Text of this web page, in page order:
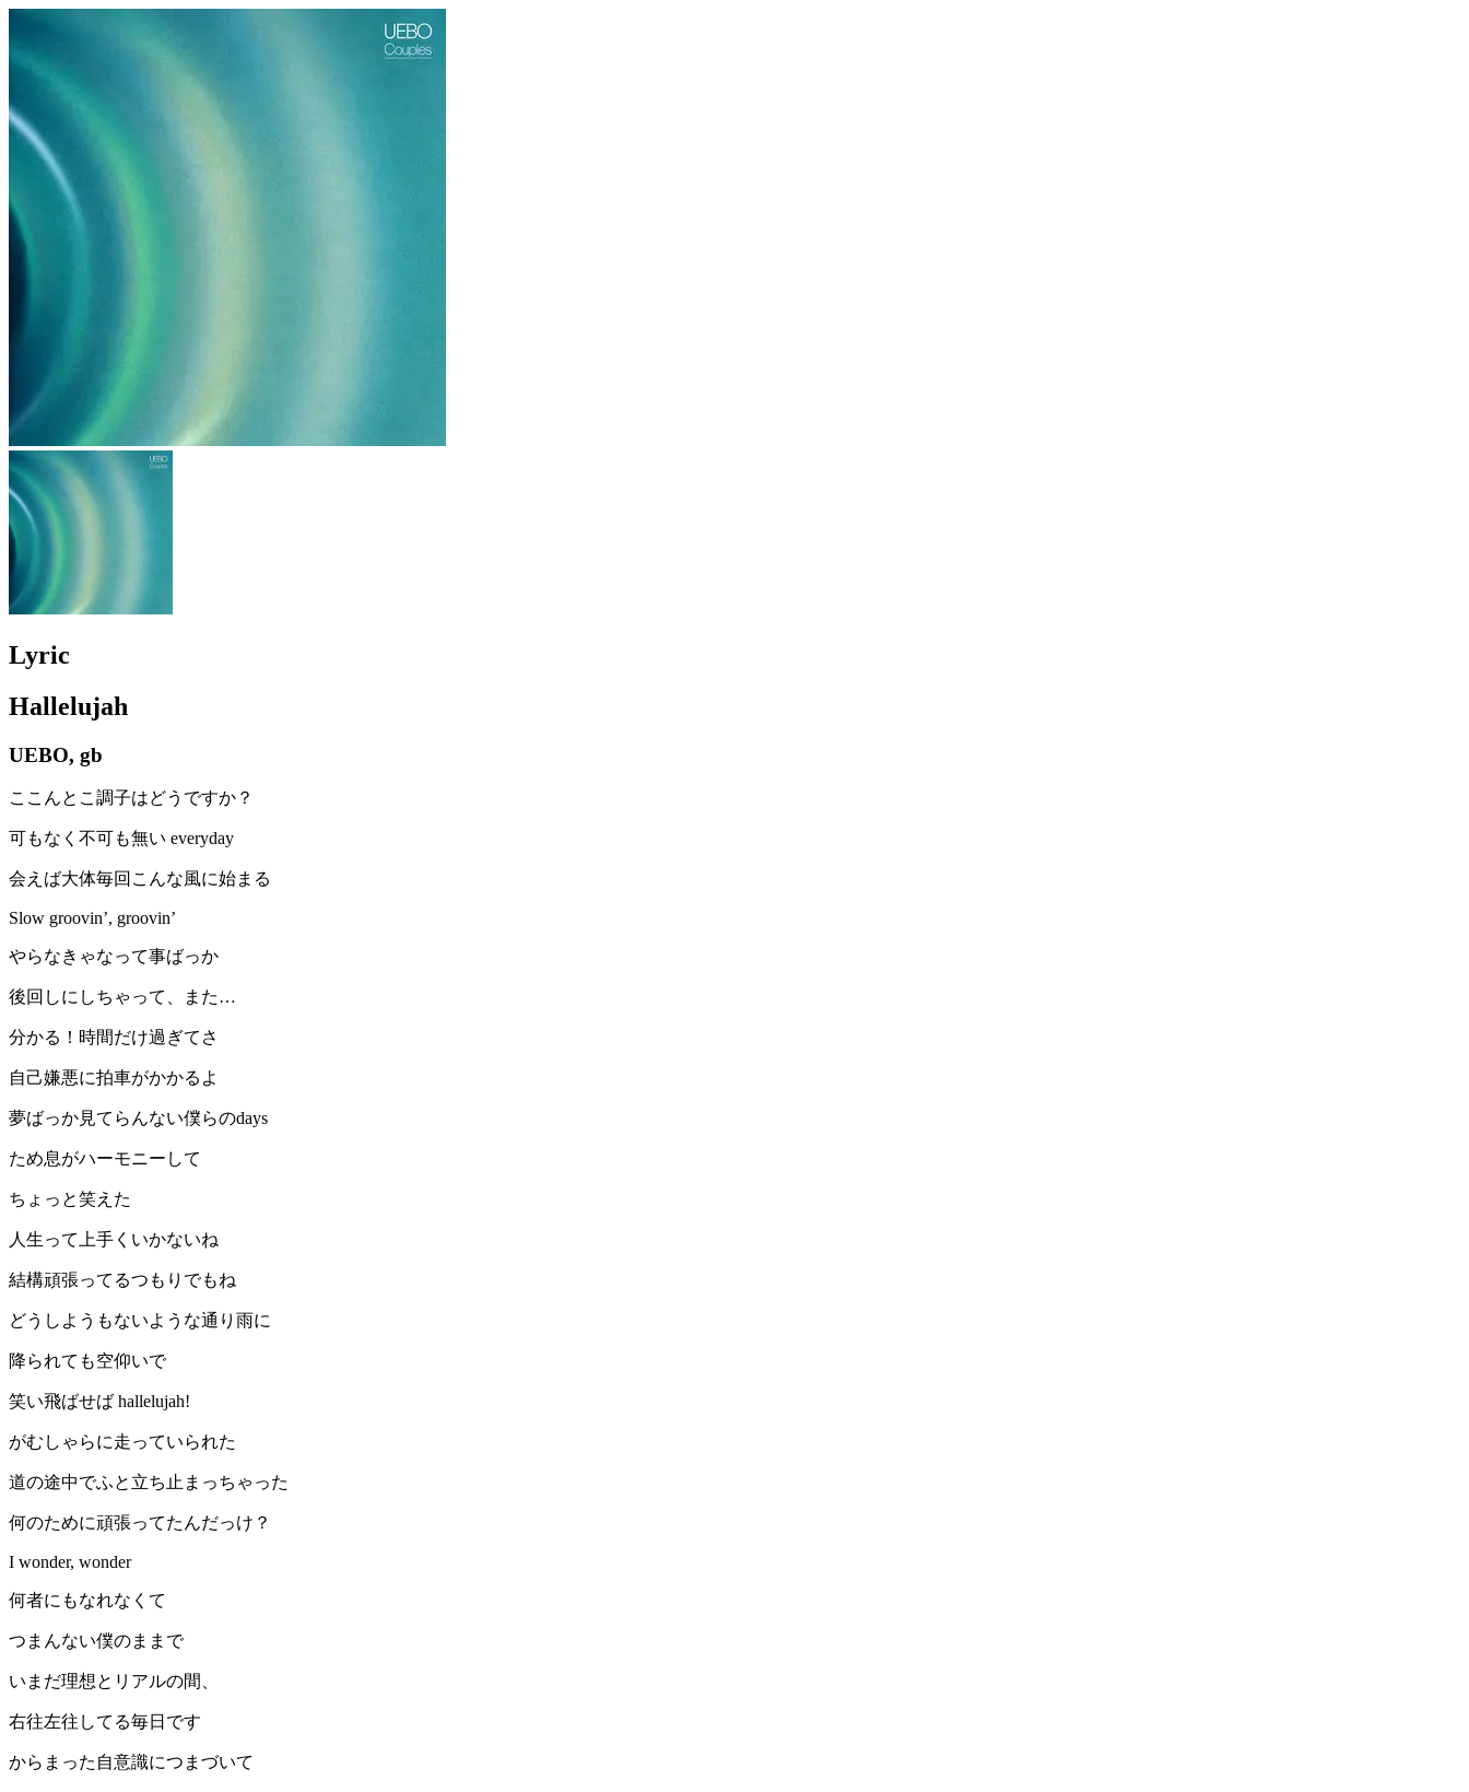
Lyric
Hallelujah
UEBO, gb
ここんとこ調子はどうですか？
可もなく不可も無い everyday
会えば大体毎回こんな風に始まる
Slow groovin’, groovin’
やらなきゃなって事ばっか
後回しにしちゃって、また…
分かる！時間だけ過ぎてさ
自己嫌悪に拍車がかかるよ
夢ばっか見てらんない僕らのdays
ため息がハーモニーして
ちょっと笑えた
人生って上手くいかないね
結構頑張ってるつもりでもね
どうしようもないような通り雨に
降られても空仰いで
笑い飛ばせば hallelujah!
がむしゃらに走っていられた
道の途中でふと立ち止まっちゃった
何のために頑張ってたんだっけ？
I wonder, wonder
何者にもなれなくて
つまんない僕のままで
いまだ理想とリアルの間、
右往左往してる毎日です
からまった自意識につまづいて